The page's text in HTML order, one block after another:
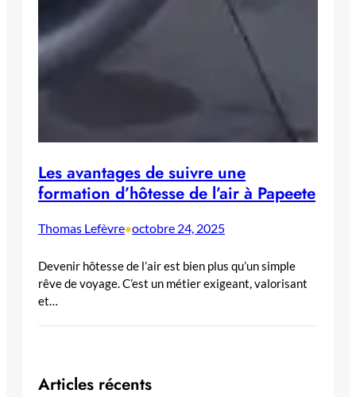
Les avantages de suivre une
formation d’hôtesse de l’air à Papeete
Thomas Lefèvre•octobre 24, 2025
Devenir hôtesse de l’air est bien plus qu’un simple
rêve de voyage. C’est un métier exigeant, valorisant
et…
Articles récents